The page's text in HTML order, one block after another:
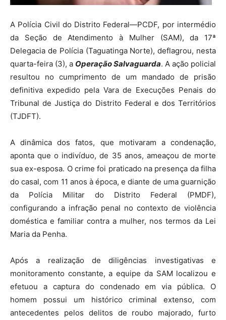
A Polícia Civil do Distrito Federal—PCDF, por intermédio
da Seção de Atendimento à Mulher (SAM), da 17ª
Delegacia de Polícia (Taguatinga Norte), deflagrou, nesta
quarta-feira (3), a Operação Salvaguarda. A ação policial
resultou no cumprimento de um mandado de prisão
definitiva expedido pela Vara de Execuções Penais do
Tribunal de Justiça do Distrito Federal e dos Territórios
(TJDFT).
A dinâmica dos fatos, que motivaram a condenação,
aponta que o indivíduo, de 35 anos, ameaçou de morte
sua ex-esposa. O crime foi praticado na presença da filha
do casal, com 11 anos à época, e diante de uma guarnição
da Polícia Militar do Distrito Federal (PMDF),
configurando a infração penal no contexto de violência
doméstica e familiar contra a mulher, nos termos da Lei
Maria da Penha.
Após a realização de diligências investigativas e
monitoramento constante, a equipe da SAM localizou e
efetuou a captura do condenado em via pública. O
homem possui um histórico criminal extenso, com
antecedentes pelos delitos de roubo majorado, furto